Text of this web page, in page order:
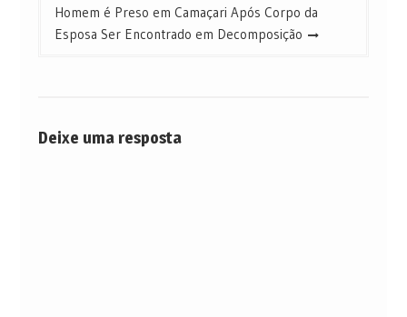
Homem é Preso em Camaçari Após Corpo da
Esposa Ser Encontrado em Decomposição
Deixe uma resposta